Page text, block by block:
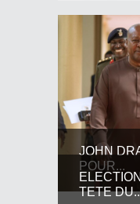
JOHN
POUR...
TETE